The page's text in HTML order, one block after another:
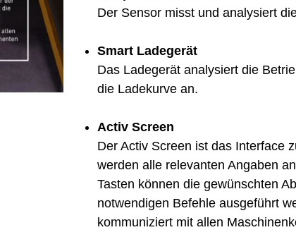
Der Sensor misst und analysiert
Smart Ladegerät
Das Ladegerät analysiert die
die Ladekurve an.
Activ Screen
Der Activ Screen ist das Interface
werden alle relevanten Angaben
Tasten können die gewünschten
notwendigen Befehle ausgeführt
kommuniziert mit allen